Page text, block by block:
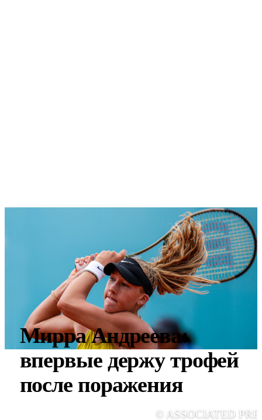
Мирра Андреева:
впервые держу трофей
после поражения
© ASSOCIATED